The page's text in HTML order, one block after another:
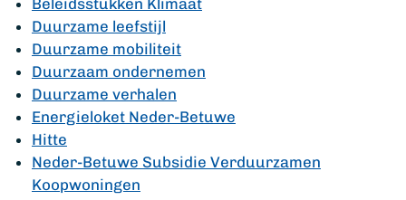
Beleidsstukken Klimaat
Duurzame leefstijl
Duurzame mobiliteit
Duurzaam ondernemen
Duurzame verhalen
Energieloket Neder-Betuwe
Hitte
Neder-Betuwe Subsidie Verduurzamen
Koopwoningen